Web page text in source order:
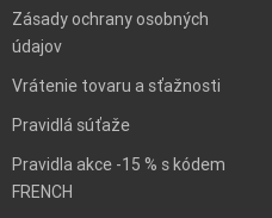
Zásady ochrany osobných
údajov
Vrátenie tovaru a sťažnosti
Pravidlá súťaže
Pravidla akce -15 % s kódem
FRENCH